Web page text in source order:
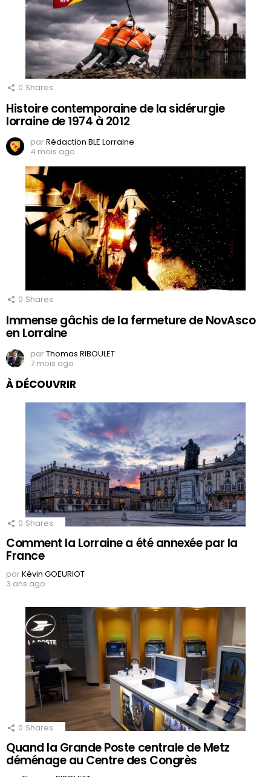
0 Shares
Histoire contemporaine de la sidérurgie
lorraine de 1974 à 2012
parRédaction BLE Lorraine
4 mois ago
0 Shares
Immense gâchis de la fermeture de NovAsco
en Lorraine
parThomas RIBOULET
7 mois ago
À DÉCOUVRIR
0 Shares
Comment la Lorraine a été annexée par la
France
parKévin GOEURIOT
3 ans ago
0 Shares
Quand la Grande Poste centrale de Metz
déménage au Centre des Congrès